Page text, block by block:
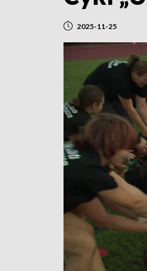
2025-11-25